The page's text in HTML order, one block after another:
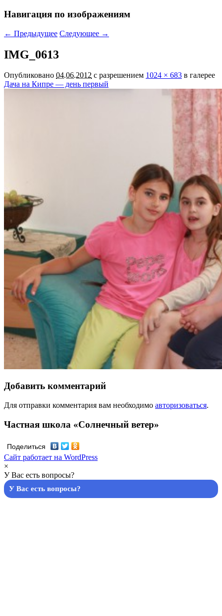
Навигация по изображениям
← Предыдущее Следующее →
IMG_0613
Опубликовано 04.06.2012 с разрешением 1024 × 683 в галерее
Дача на Кипре — день первый
Добавить комментарий
Для отправки комментария вам необходимо авторизоваться.
Частная школа «Солнечный ветер»
Поделиться
Сайт работает на WordPress
×
У Вас есть вопросы?
У Вас есть вопросы?